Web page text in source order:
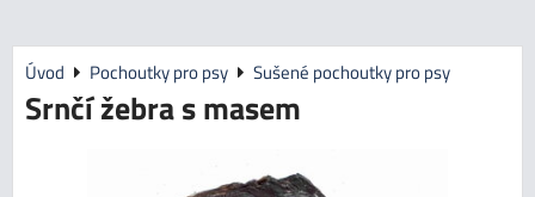
Úvod Pochoutky pro psy Sušené pochoutky pro psy
Srnčí žebra s masem